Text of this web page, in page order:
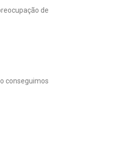
de
conseguimos